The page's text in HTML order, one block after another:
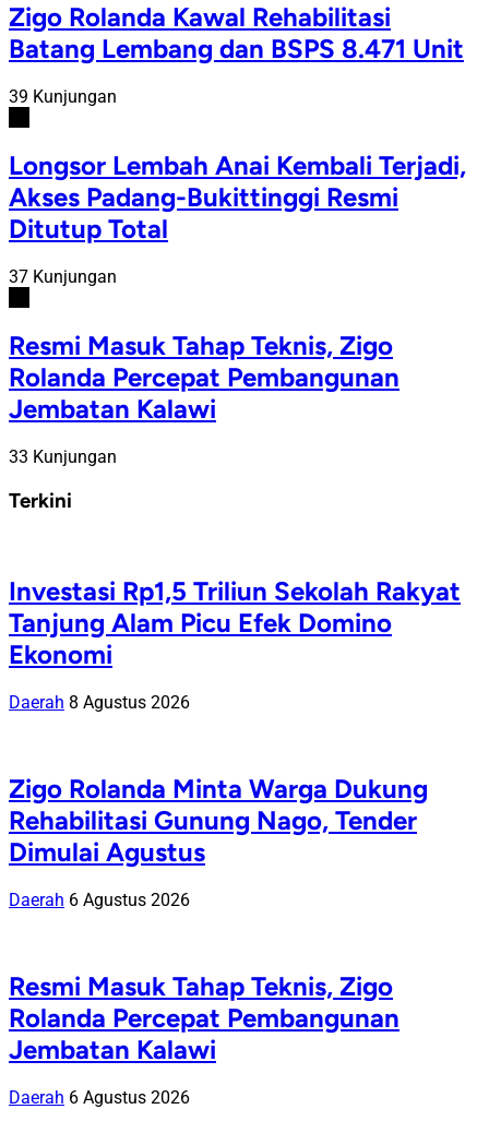
Zigo Rolanda Kawal Rehabilitasi
Batang Lembang dan BSPS 8.471 Unit
39 Kunjungan
Longsor Lembah Anai Kembali Terjadi,
Akses Padang-Bukittinggi Resmi
Ditutup Total
37 Kunjungan
Resmi Masuk Tahap Teknis, Zigo
Rolanda Percepat Pembangunan
Jembatan Kalawi
33 Kunjungan
Terkini
Investasi Rp1,5 Triliun Sekolah Rakyat
Tanjung Alam Picu Efek Domino
Ekonomi
Daerah 8 Agustus 2026
Zigo Rolanda Minta Warga Dukung
Rehabilitasi Gunung Nago, Tender
Dimulai Agustus
Daerah 6 Agustus 2026
Resmi Masuk Tahap Teknis, Zigo
Rolanda Percepat Pembangunan
Jembatan Kalawi
Daerah 6 Agustus 2026